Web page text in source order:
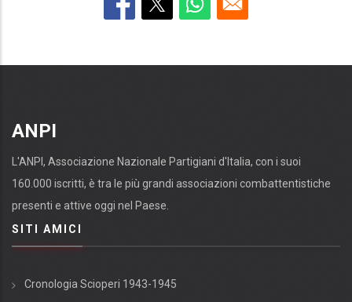
ANPI
L'ANPI, Associazione Nazionale Partigiani d'Italia, con i suoi
160.000 iscritti, è tra le più grandi associazioni combattentistiche
presenti e attive oggi nel Paese.
SITI AMICI
Cronologia Scioperi 1943-1945